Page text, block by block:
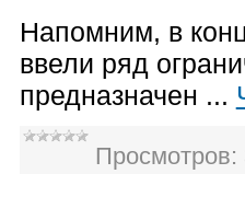
Напомним, в
ввели ряд
предназначен ...
Просмотров: